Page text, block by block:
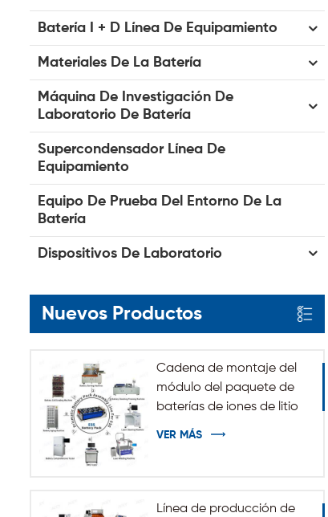
Batería I + D Línea De Equipamiento
Materiales De La Batería
Máquina De Investigación De
Laboratorio De Batería
Supercondensador Línea De
Equipamiento
Equipo De Prueba Del Entorno De La
Batería
Dispositivos De Laboratorio
Nuevos Productos
Cadena de montaje del
módulo del paquete de
baterías de iones de litio
del sistema de
VER MÁS
Línea de producción de